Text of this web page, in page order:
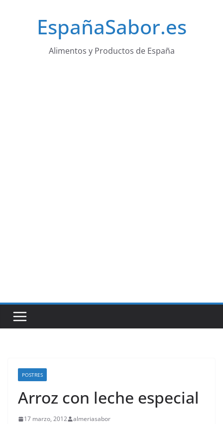
EspañaSabor.es
Alimentos y Productos de España
POSTRES
Arroz con leche especial
17 marzo, 2012 almeriasabor